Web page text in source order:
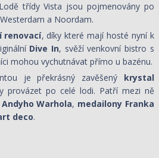
třídy Vista jsou pojmenovány po
a Noordam.
renovací, díky které mají hosté nyní k
Dive In, svěží venkovní bistro s
mohou vychutnávat přímo u bazénu.
je překrásný zavěšený krystal
provázet po celé lodi. Patří mezi ně
Warhola, medailony Franka
deco.